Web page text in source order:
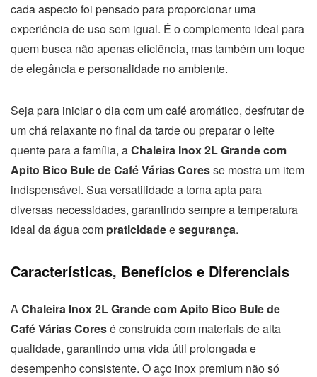
cada aspecto foi pensado para proporcionar uma
experiência de uso sem igual. É o complemento ideal para
quem busca não apenas eficiência, mas também um toque
de elegância e personalidade no ambiente.
Seja para iniciar o dia com um café aromático, desfrutar de
um chá relaxante no final da tarde ou preparar o leite
quente para a família, aChaleira Inox 2L Grande com
Apito Bico Bule de Café Várias Coresse mostra um item
indispensável. Sua versatilidade a torna apta para
diversas necessidades, garantindo sempre a temperatura
ideal da água com praticidadeesegurança.
Características, Benefícios e Diferenciais
AChaleira Inox 2L Grande com Apito Bico Bule de
Café Várias Coresé construída com materiais de alta
qualidade, garantindo uma vida útil prolongada e
desempenho consistente. O aço inox premium não só